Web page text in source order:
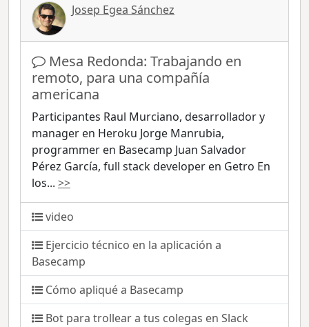
Josep Egea Sánchez
Mesa Redonda: Trabajando en
remoto, para una compañía
americana
Participantes Raul Murciano, desarrollador y
manager en Heroku Jorge Manrubia,
programmer en Basecamp Juan Salvador
Pérez García, full stack developer en Getro En
los... >>
video
Ejercicio técnico en la aplicación a
Basecamp
Cómo apliqué a Basecamp
Bot para trollear a tus colegas en Slack